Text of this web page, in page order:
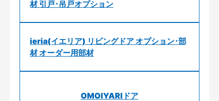
材 引戸･吊戸オプション
ieria(イエリア) リビングドア オプション･部
材 オーダー用部材
OMOIYARIドア